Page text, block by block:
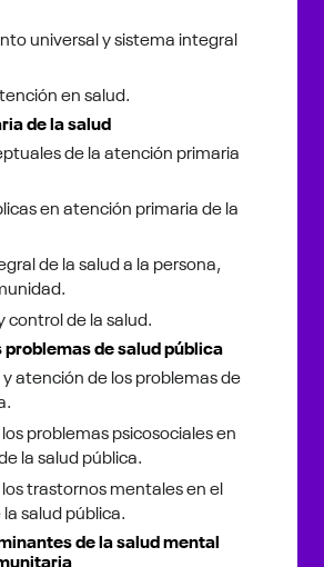
universal y sistema integral
en salud.
de la salud
de la atención primaria
en atención primaria de la
de la salud a la persona,
control de la salud.
problemas de salud pública
atención de los problemas de
problemas psicosociales en
la salud pública.
trastornos mentales en el
salud pública.
de la salud mental